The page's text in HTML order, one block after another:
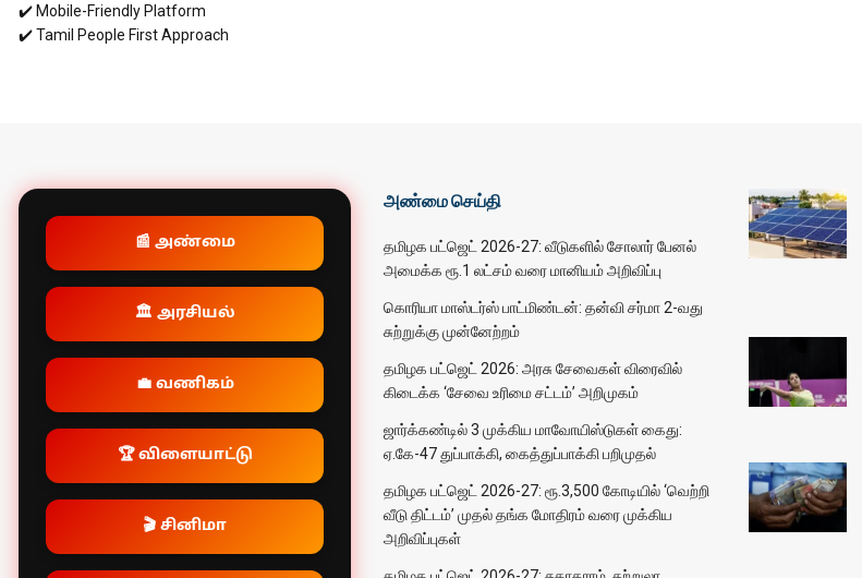
✔️ Mobile-Friendly Platform
✔️ Tamil People First Approach
📰 அண்மை
🏛️ அரசியல்
💼 வணிகம்
🏆 விளையாட்டு
🎬 சினிமா
அண்மை செய்தி
தமிழக பட்ஜெட் 2026-27: வீடுகளில் சோலார் பேனல்
அமைக்க ரூ.1 லட்சம் வரை மானியம் அறிவிப்பு
கொரியா மாஸ்டர்ஸ் பாட்மிண்டன்: தன்வி சர்மா 2-வது
சுற்றுக்கு முன்னேற்றம்
தமிழக பட்ஜெட் 2026: அரசு சேவைகள் விரைவில்
கிடைக்க ‘சேவை உரிமை சட்டம்’ அறிமுகம்
ஜார்க்கண்டில் 3 முக்கிய மாவோயிஸ்டுகள் கைது:
ஏ.கே-47 துப்பாக்கி, கைத்துப்பாக்கி பறிமுதல்
தமிழக பட்ஜெட் 2026-27: ரூ.3,500 கோடியில் ‘வெற்றி
வீடு திட்டம்’ முதல் தங்க மோதிரம் வரை முக்கிய
அறிவிப்புகள்